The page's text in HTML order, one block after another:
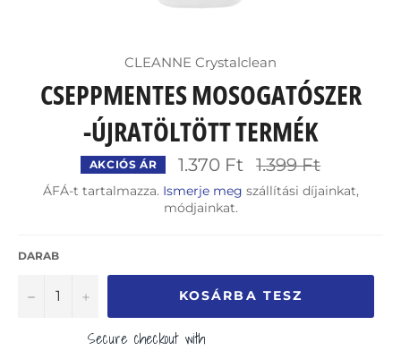
CLEANNE Crystalclean
CSEPPMENTES MOSOGATÓSZER
-ÚJRATÖLTÖTT TERMÉK
AKCIÓS ÁR 1.370 Ft Ár
1.399 Ft
ÁFÁ-t tartalmazza. Ismerje meg szállítási díjainkat,
módjainkat.
DARAB
− + KOSÁRBA TESZ
Secure checkout with